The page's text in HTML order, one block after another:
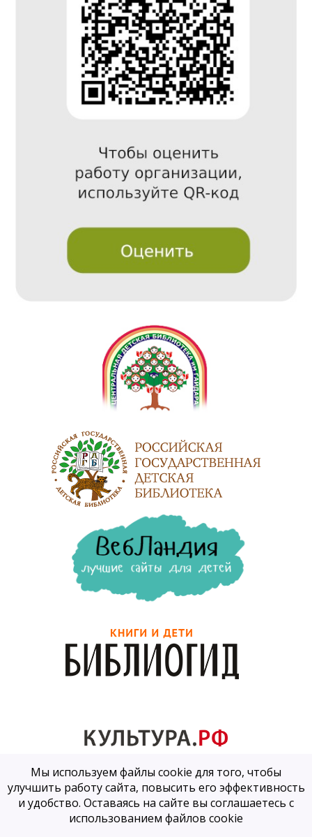
Мы используем файлы cookie для того, чтобы
улучшить работу сайта, повысить его эффективность
и удобство. Оставаясь на сайте вы соглашаетесь с
использованием файлов cookie